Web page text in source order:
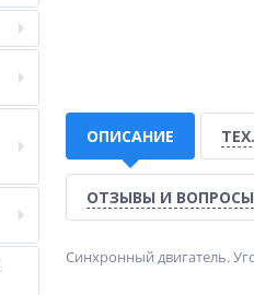
ОПИСАНИЕ
ОТЗЫВЫ И ВОПРОСЫ
Синхронный двигатель.